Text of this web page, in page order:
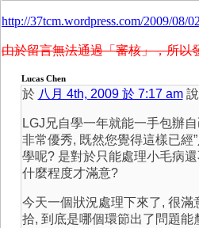
http://37tcm.wordpress.com/2009/08/
由於留言無法通過「審核」，所以
Lucas Chen
於 八月 4th, 2009 於 7:17 am
LGJ兄自學一年就能一手包辦
非常優秀, 既然您覺得這樣已經
學呢? 是對於只能處理小毛病
什麼程度才滿意?
今天一個狀況處理下來了, 很滿
拾, 到底是哪個環節出了問題能